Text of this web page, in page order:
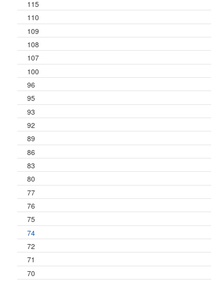
115
110
109
108
107
100
96
95
93
92
89
86
83
80
77
76
75
74
72
71
70